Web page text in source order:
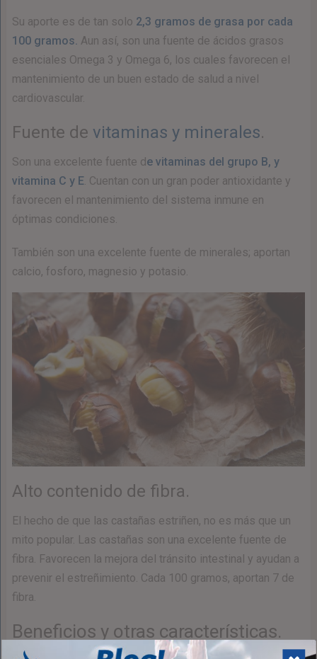
Su aporte es de tan solo 2,3 gramos de grasa por cada
100 gramos. Aun así, son una fuente de ácidos grasos
esenciales Omega 3 y Omega 6, los cuales favorecen el
mantenimiento de un buen estado de salud a nivel
cardiovascular.
Fuente de vitaminas y minerales.
Son una excelente fuente d e vitaminas del grupo B, y
vitamina C y E. Cuentan con un gran poder antioxidante y
favorecen el mantenimiento del sistema inmune en
óptimas condiciones.
También son una excelente fuente de minerales; aportan
calcio, fosforo, magnesio y potasio.
Alto contenido de fibra.
El hecho de que las castañas estriñen, no es más que un
mito popular. Las castañas son una excelente fuente de
fibra. Favorecen la mejora del tránsito intestinal y ayudan a
prevenir el estreñimiento. Cada 100 gramos, aportan 7 de
fibra.
Beneficios y otras características.